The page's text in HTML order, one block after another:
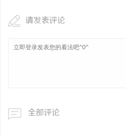
请发表评论
全部评论